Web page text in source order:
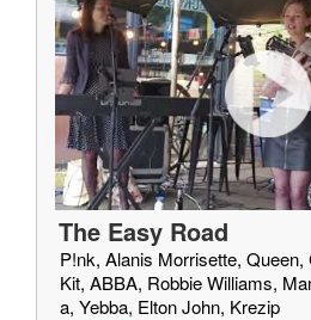
The Easy Road
P!nk, Alanis Morrisette,
Kit, ABBA, Robbie Williams,
a, Yebba, Elton John, Krezip